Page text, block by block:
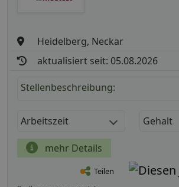
Heidelberg, Neckar
aktualisiert seit: 05.08.2026
Stellenbeschreibung:
Arbeitszeit Gehalt
mehr Details
Teilen